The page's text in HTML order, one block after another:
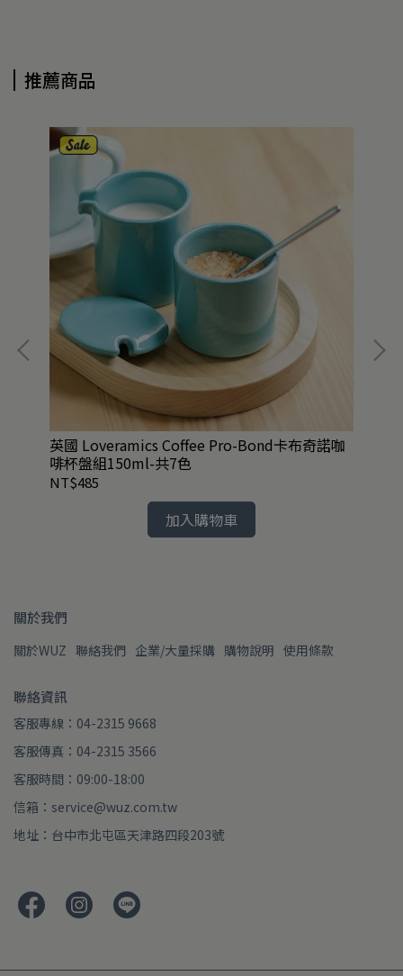
推薦商品
英國 Loveramics Coffee Pro-Bond卡布奇諾咖
啡杯盤組150ml-共7色
NT$485
加入購物車
關於我們
關於WUZ 聯絡我們 企業/大量採購 購物說明 使用條款
聯絡資訊
客服專線：04-2315 9668
客服傳真：04-2315 3566
客服時間：09:00-18:00
信箱：service@wuz.com.tw
地址：台中市北屯區天津路四段203號